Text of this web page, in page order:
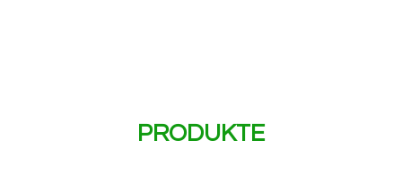
PRODUKTE